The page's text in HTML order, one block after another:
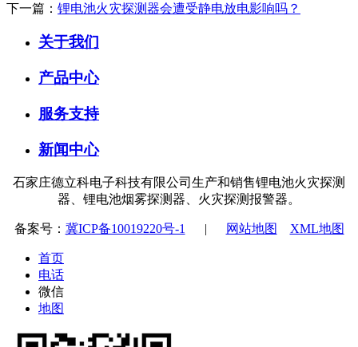
下一篇： 锂电池火灾探测器会遭受静电放电影响吗？
关于我们
产品中心
服务支持
新闻中心
石家庄德立科电子科技有限公司生产和销售锂电池火灾探测
器、锂电池烟雾探测器、火灾探测报警器。
备案号： 冀ICP备10019220号-1 | 网站地图 XML地图
首页
电话
微信
地图